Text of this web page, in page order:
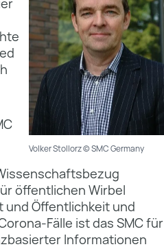
Volker Stollorz © SMC Germany
öffentlichen Wirbel
und Öffentlichkeit und
Fälle ist das SMC für
Informationen